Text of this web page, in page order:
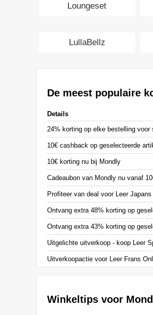
Loungeset
LullaBellz
De meest populaire
Details
24% korting op elke bestelling voor
10€ cashback op geselecteerde
10€ korting nu bij Mondly
Cadeaubon van Mondly nu vanaf
Profiteer van deal voor Leer
Ontvang extra 48% korting op
Ontvang extra 43% korting op
Uitgelichte uitverkoop - koop Leer
Uitverkoopactie voor Leer Frans
Winkeltips voor